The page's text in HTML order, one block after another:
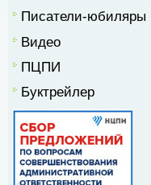
Писатели-юбиляры
Видео
ПЦПИ
Буктрейлер